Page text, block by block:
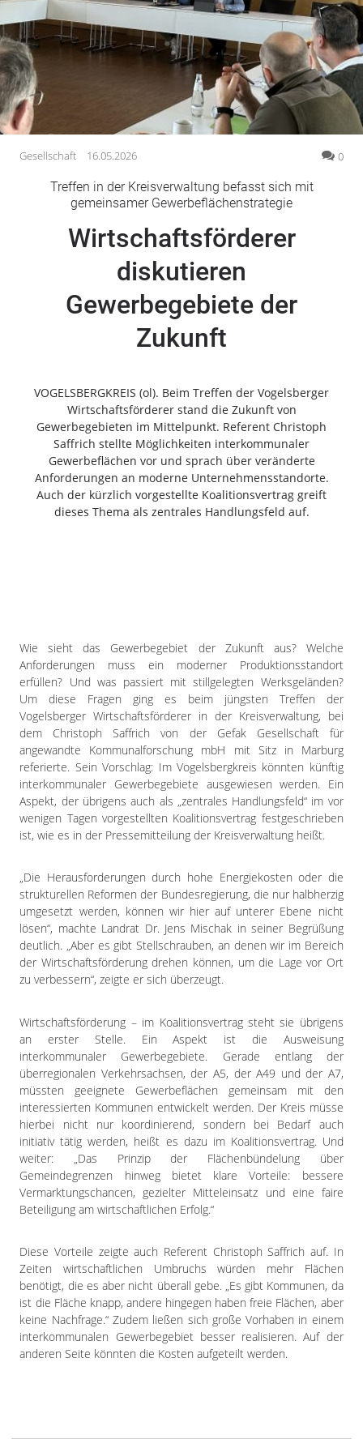
Gesundheit
Kultur
Lifestyle
Wirtschaft
Vogelsberg
Alsfeld
Lauterbach
Romrod
Homberg
Schotten
Schlitz
Gemünden
Grebenau
Grebenhain
Herbstein
Kirtorf
Lautertal
Fulda
Gießen
Impressum
Datenschutzerklärung
Gesellschaft 16.05.2026 0
Treffen in der Kreisverwaltung befasst sich mit
gemeinsamer Gewerbeflächenstrategie
Wirtschaftsförderer
diskutieren
Gewerbegebiete der
Zukunft
VOGELSBERGKREIS (ol). Beim Treffen der Vogelsberger
Wirtschaftsförderer stand die Zukunft von
Gewerbegebieten im Mittelpunkt. Referent Christoph
Saffrich stellte Möglichkeiten interkommunaler
Gewerbeflächen vor und sprach über veränderte
Anforderungen an moderne Unternehmensstandorte.
Auch der kürzlich vorgestellte Koalitionsvertrag greift
dieses Thema als zentrales Handlungsfeld auf.
Wie sieht das Gewerbegebiet der Zukunft aus? Welche
Anforderungen muss ein moderner Produktionsstandort
erfüllen? Und was passiert mit stillgelegten Werksgeländen?
Um diese Fragen ging es beim jüngsten Treffen der
Vogelsberger Wirtschaftsförderer in der Kreisverwaltung, bei
dem Christoph Saffrich von der Gefak Gesellschaft für
angewandte Kommunalforschung mbH mit Sitz in Marburg
referierte. Sein Vorschlag: Im Vogelsbergkreis könnten künftig
interkommunaler Gewerbegebiete ausgewiesen werden. Ein
Aspekt, der übrigens auch als „zentrales Handlungsfeld“ im vor
wenigen Tagen vorgestellten Koalitionsvertrag festgeschrieben
ist, wie es in der Pressemitteilung der Kreisverwaltung heißt.
„Die Herausforderungen durch hohe Energiekosten oder die
strukturellen Reformen der Bundesregierung, die nur halbherzig
umgesetzt werden, können wir hier auf unterer Ebene nicht
lösen“, machte Landrat Dr. Jens Mischak in seiner Begrüßung
deutlich. „Aber es gibt Stellschrauben, an denen wir im Bereich
der Wirtschaftsförderung drehen können, um die Lage vor Ort
zu verbessern“, zeigte er sich überzeugt.
Wirtschaftsförderung – im Koalitionsvertrag steht sie übrigens
an erster Stelle. Ein Aspekt ist die Ausweisung
interkommunaler Gewerbegebiete. Gerade entlang der
überregionalen Verkehrsachsen, der A5, der A49 und der A7,
müssten geeignete Gewerbeflächen gemeinsam mit den
interessierten Kommunen entwickelt werden. Der Kreis müsse
hierbei nicht nur koordinierend, sondern bei Bedarf auch
initiativ tätig werden, heißt es dazu im Koalitionsvertrag. Und
weiter: „Das Prinzip der Flächenbündelung über
Gemeindegrenzen hinweg bietet klare Vorteile: bessere
Vermarktungschancen, gezielter Mitteleinsatz und eine faire
Beteiligung am wirtschaftlichen Erfolg.“
Diese Vorteile zeigte auch Referent Christoph Saffrich auf. In
Zeiten wirtschaftlichen Umbruchs würden mehr Flächen
benötigt, die es aber nicht überall gebe. „Es gibt Kommunen, da
ist die Fläche knapp, andere hingegen haben freie Flächen, aber
keine Nachfrage.“ Zudem ließen sich große Vorhaben in einem
interkommunalen Gewerbegebiet besser realisieren. Auf der
anderen Seite könnten die Kosten aufgeteilt werden.